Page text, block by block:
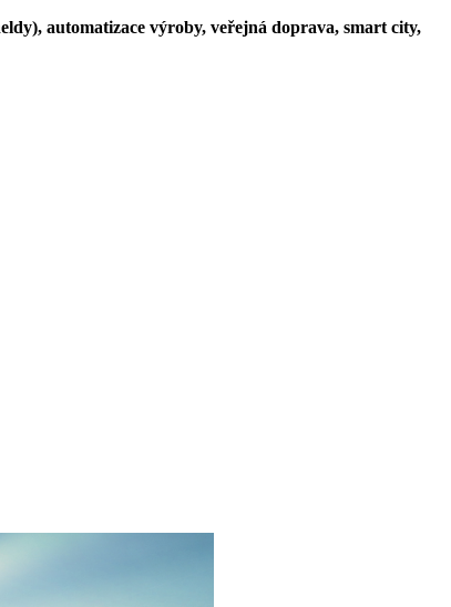
automatizace výroby, veřejná doprava, smart city,